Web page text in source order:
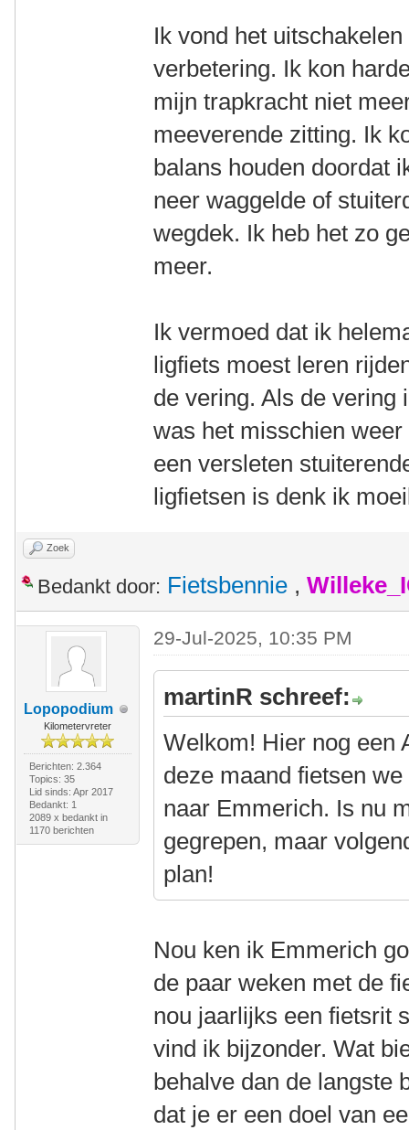
Ik vond het
verbetering. Ik kon
mijn trapkracht niet
meeverende zitting. Ik
balans houden doordat
neer waggelde of
wegdek. Ik heb het zo
meer.
Ik vermoed dat ik
ligfiets moest leren
de vering. Als de vering
was het misschien
een versleten
ligfietsen is denk ik
Zoek
Bedankt door: Fietsbennie ,
Lopopodium
Kilometervreter
Berichten: 2.364
Topics: 35
Lid sinds: Apr 2017
Bedankt: 1
2089 x bedankt in
1170 berichten
29-Jul-2025, 10:35 PM
martinR schreef:
Welkom! Hier nog een
deze maand fietsen
naar Emmerich. Is nu
gegrepen, maar
plan!
Nou ken ik Emmerich
de paar weken met de
nou jaarlijks een fietsrit
vind ik bijzonder. Wat
behalve dan de langste
dat je er een doel van